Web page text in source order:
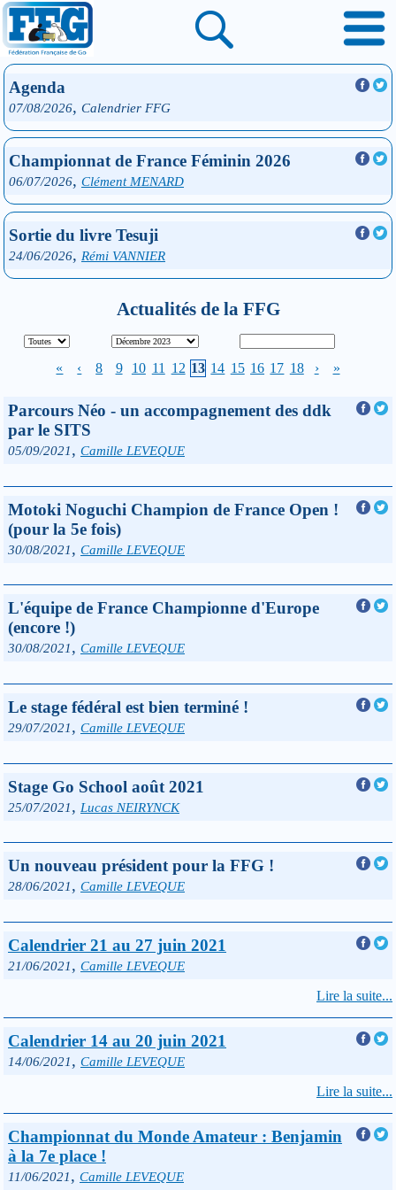
Agenda
07/08/2026, Calendrier FFG
Championnat de France Féminin 2026
06/07/2026, Clément MENARD
Sortie du livre Tesuji
24/06/2026, Rémi VANNIER
Actualités de la FFG
« ‹ 8 9 10 11 12 13 14 15 16 17 18 › »
Parcours Néo - un accompagnement des ddk
par le SITS
05/09/2021, Camille LEVEQUE
Motoki Noguchi Champion de France Open !
(pour la 5e fois)
30/08/2021, Camille LEVEQUE
L'équipe de France Championne d'Europe
(encore !)
30/08/2021, Camille LEVEQUE
Le stage fédéral est bien terminé !
29/07/2021, Camille LEVEQUE
Stage Go School août 2021
25/07/2021, Lucas NEIRYNCK
Un nouveau président pour la FFG !
28/06/2021, Camille LEVEQUE
Calendrier 21 au 27 juin 2021
21/06/2021, Camille LEVEQUE
Lire la suite...
Calendrier 14 au 20 juin 2021
14/06/2021, Camille LEVEQUE
Lire la suite...
Championnat du Monde Amateur : Benjamin
à la 7e place !
11/06/2021, Camille LEVEQUE